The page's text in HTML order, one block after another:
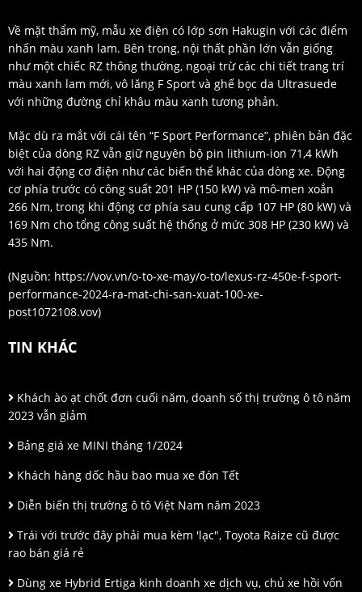
Về mặt thẩm mỹ, mẫu xe điện có lớp sơn Hakugin với các điểm
nhấn màu xanh lam. Bên trong, nội thất phần lớn vẫn giống
như một chiếc RZ thông thường, ngoại trừ các chi tiết trang trí
màu xanh lam mới, vô lăng F Sport và ghế bọc da Ultrasuede
với những đường chỉ khâu màu xanh tương phản.
Mặc dù ra mắt với cái tên “F Sport Performance”, phiên bản đặc
biệt của dòng RZ vẫn giữ nguyên bộ pin lithium-ion 71,4 kWh
với hai động cơ điện như các biến thể khác của dòng xe. Động
cơ phía trước có công suất 201 HP (150 kW) và mô-men xoắn
266 Nm, trong khi động cơ phía sau cung cấp 107 HP (80 kW) và
169 Nm cho tổng công suất hệ thống ở mức 308 HP (230 kW) và
435 Nm.
(Nguồn: https://vov.vn/o-to-xe-may/o-to/lexus-rz-450e-f-sport-
performance-2024-ra-mat-chi-san-xuat-100-xe-
post1072108.vov)
TIN KHÁC
Khách ào ạt chốt đơn cuối năm, doanh số thị trường ô tô năm
2023 vẫn giảm
Bảng giá xe MINI tháng 1/2024
Khách hàng dốc hầu bao mua xe đón Tết
Diễn biến thị trường ô tô Việt Nam năm 2023
Trái với trước đây phải mua kèm 'lạc", Toyota Raize cũ được
rao bán giá rẻ
Dùng xe Hybrid Ertiga kinh doanh xe dịch vụ, chủ xe hồi vốn